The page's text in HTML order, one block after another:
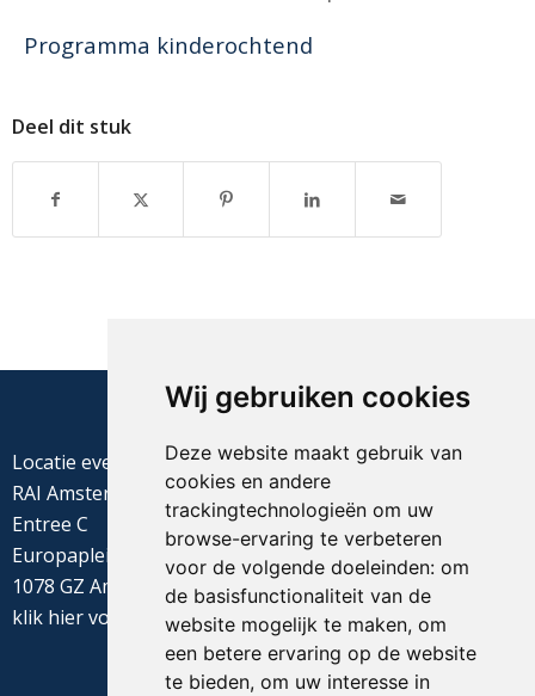
Wij gebruiken cookies
Deze website maakt gebruik van
cookies en andere
trackingtechnologieën om uw
browse-ervaring te verbeteren
voor de volgende doeleinden: om
de basisfunctionaliteit van de
website mogelijk te maken, om
een betere ervaring op de website
te bieden, om uw interesse in
Programma kinderochtend
Deel dit stuk
Locatie evenement
RAI Amsterdam
Entree C
Europaplein 22
1078 GZ Amsterdam
klik hiervoor de routebeschrijving